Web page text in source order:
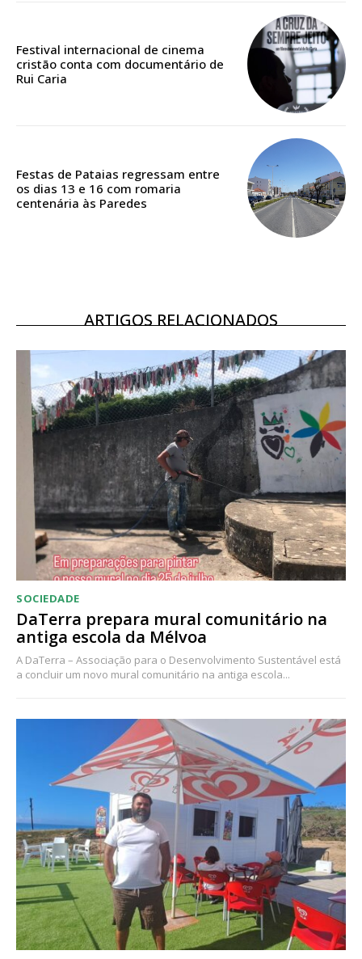
Edição em papel entregue à Quinta-feira em sua
Acesso ao conteúdo online
Acesso aos conteúdos Exclusivos para
12 meses
Acesso ao conteúdo online
Acesso aos conteúdos Exclusivos para
assinantes
Ofertas para assinatura anual
Escolha o plano
Festival internacional de cinema
cristão conta com documentário de
Rui Caria
Festas de Pataias regressam entre
os dias 13 e 16 com romaria
centenária às Paredes
ARTIGOS RELACIONADOS
SOCIEDADE
DaTerra prepara mural comunitário na
antiga escola da Mélvoa
A DaTerra – Associação para o Desenvolvimento Sustentável está
a concluir um novo mural comunitário na antiga escola...